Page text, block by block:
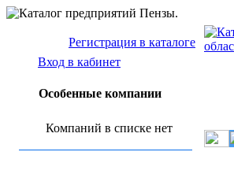
Регистрация в каталоге
Вход в кабинет
Особенные компании
Компаний в списке нет